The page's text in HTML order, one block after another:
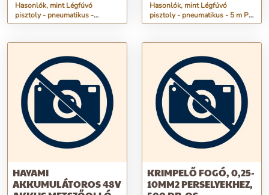
Hasonlók, mint Légfúvó
pisztoly - pneumatikus -
nyomásmérővel - max. 12 BAR,
Hasonlók, mint Légfúvó
pisztoly - pneumatikus - 5 m PU
tömlővel
HAYAMI
AKKUMULÁTOROS 48V
KRIMPELŐ FOGÓ, 0,25-
10MM2 PERSELYEKHEZ,